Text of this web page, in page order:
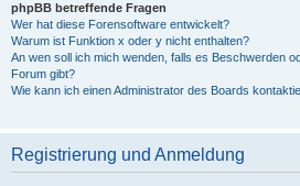
phpBB betreffende Fragen
Wer hat diese Forensoftware entwickelt?
Warum ist Funktion x oder y nicht enthalten?
An wen soll ich mich wenden, falls es Beschwerden
Forum gibt?
Wie kann ich einen Administrator des Boards
Registrierung und Anmeldung